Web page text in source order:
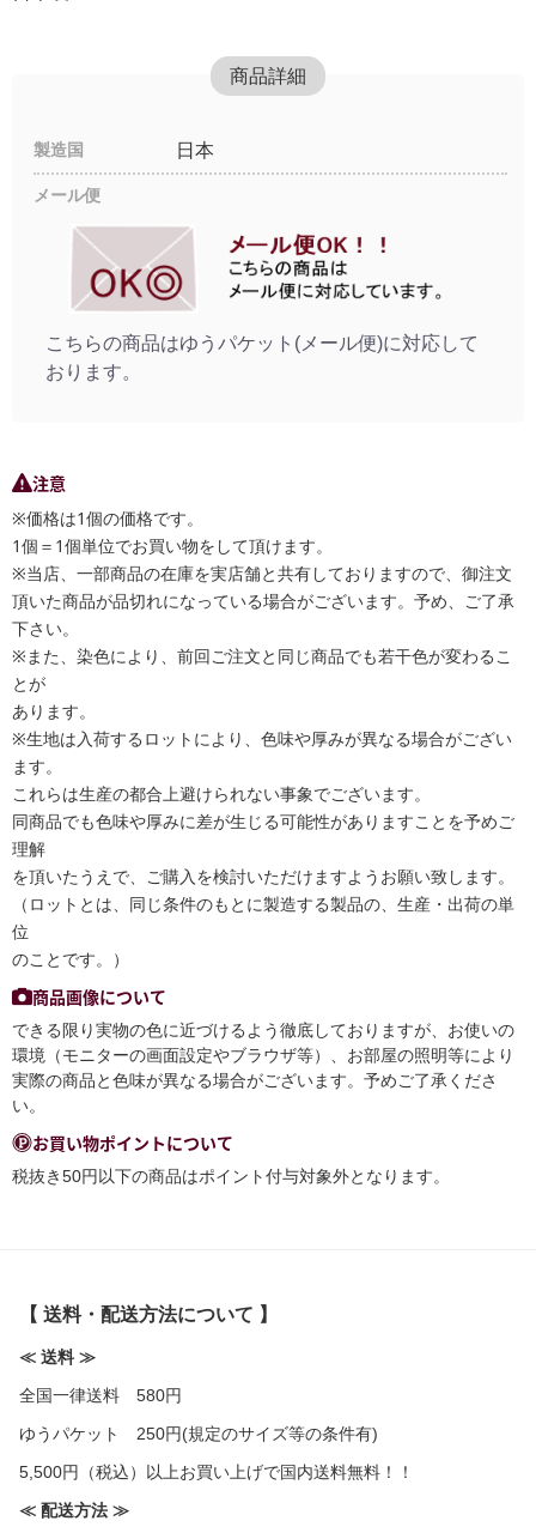
商品詳細
製造国 日本
メール便
こちらの商品はゆうパケット(メール便)に対応して
おります。
注意
※価格は1個の価格です。
1個＝1個単位でお買い物をして頂けます。
※当店、一部商品の在庫を実店舗と共有しておりますので、御注文
頂いた商品が品切れになっている場合がございます。予め、ご了承
下さい。
※また、染色により、前回ご注文と同じ商品でも若干色が変わるこ
とが
あります。
※生地は入荷するロットにより、色味や厚みが異なる場合がござい
ます。
これらは生産の都合上避けられない事象でございます。
同商品でも色味や厚みに差が生じる可能性がありますことを予めご
理解
を頂いたうえで、ご購入を検討いただけますようお願い致します。
（ロットとは、同じ条件のもとに製造する製品の、生産・出荷の単
位
のことです。）
商品画像について
できる限り実物の色に近づけるよう徹底しておりますが、お使いの
環境（モニターの画面設定やブラウザ等）、お部屋の照明等により
実際の商品と色味が異なる場合がございます。予めご了承くださ
い。
お買い物ポイントについて
税抜き50円以下の商品はポイント付与対象外となります。
【 送料・配送方法について 】
≪ 送料 ≫
全国一律送料 580円
ゆうパケット 250円(規定のサイズ等の条件有)
5,500円（税込）以上お買い上げで国内送料無料！！
≪ 配送方法 ≫